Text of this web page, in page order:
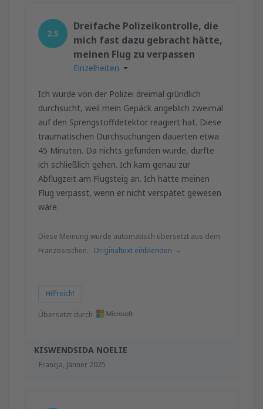
KISWENDSIDA NOELIE
Francja, Jänner 2025
2.5
Dreifache Polizeikontrolle, die
mich fast dazu gebracht hätte,
meinen Flug zu verpassen
Einzelheiten
Ich wurde von der Polizei dreimal gründlich
durchsucht, weil mein Gepäck angeblich zweimal
auf den Sprengstoffdetektor reagiert hat. Diese
traumatischen Durchsuchungen dauerten etwa
45 Minuten. Da nichts gefunden wurde, durfte
ich schließlich gehen. Ich kam genau zur
Abflugzeit am Flugsteig an. Ich hätte meinen
Flug verpasst, wenn er nicht verspätet gewesen
wäre.
Diese Meinung wurde automatisch übersetzt aus dem
Französischen. Originaltext einblenden
Hilfreich!
Übersetzt durch